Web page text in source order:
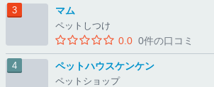
マム
ペットしつけ
0.0 0件の口コミ
ペットハウスケンケン
ペットショップ